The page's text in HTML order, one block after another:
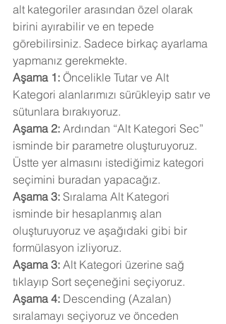
alt kategoriler arasından özel olarak
birini ayırabilir ve en tepede
görebilirsiniz. Sadece birkaç ayarlama
yapmanız gerekmekte.
Aşama 1: Öncelikle Tutar ve Alt
Kategori alanlarımızı sürükleyip satır ve
sütunlara bırakıyoruz.
Aşama 2: Ardından “Alt Kategori Sec”
isminde bir parametre oluşturuyoruz.
Üstte yer almasını istediğimiz kategori
seçimini buradan yapacağız.
Aşama 3: Sıralama Alt Kategori
isminde bir hesaplanmış alan
oluşturuyoruz ve aşağıdaki gibi bir
formülasyon izliyoruz.
Aşama 3: Alt Kategori üzerine sağ
tıklayıp Sort seçeneğini seçiyoruz.
Aşama 4: Descending (Azalan)
sıralamayı seçiyoruz ve önceden